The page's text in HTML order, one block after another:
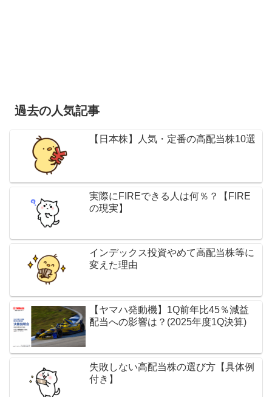
過去の人気記事
【日本株】人気・定番の高配当株10選
実際にFIREできる人は何％？【FIRE
の現実】
インデックス投資やめて高配当株等に
変えた理由
【ヤマハ発動機】1Q前年比45％減益
配当への影響は？(2025年度1Q決算)
失敗しない高配当株の選び方【具体例
付き】